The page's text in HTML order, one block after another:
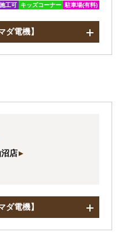
工可 キッズコーナー 駐車場(有料)
ダ電機】
店
ダ電機】